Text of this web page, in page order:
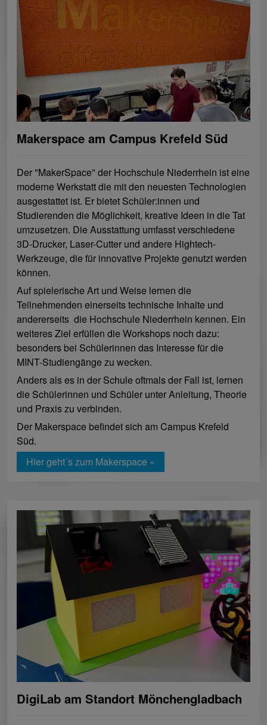
Makerspace am Campus Krefeld Süd
Der "MakerSpace" der Hochschule Niederrhein ist eine
moderne Werkstatt die mit den neuesten Technologien
ausgestattet ist. Er bietet Schüler:innen und
Studierenden die Möglichkeit, kreative Ideen in die Tat
umzusetzen. Die Ausstattung umfasst verschiedene
3D-Drucker, Laser-Cutter und andere Hightech-
Werkzeuge, die für innovative Projekte genutzt werden
können.
Auf spielerische Art und Weise lernen die
Teilnehmenden einerseits technische Inhalte und
andererseits die Hochschule Niederrhein kennen. Ein
weiteres Ziel erfüllen die Workshops noch dazu:
besonders bei Schülerinnen das Interesse für die
MINT-Studiengänge zu wecken.
Anders als es in der Schule oftmals der Fall ist, lernen
die Schülerinnen und Schüler unter Anleitung, Theorie
und Praxis zu verbinden.
Der Makerspace befindet sich am Campus Krefeld
Süd.
Hier geht´s zum Makerspace »
DigiLab am Standort Mönchengladbach